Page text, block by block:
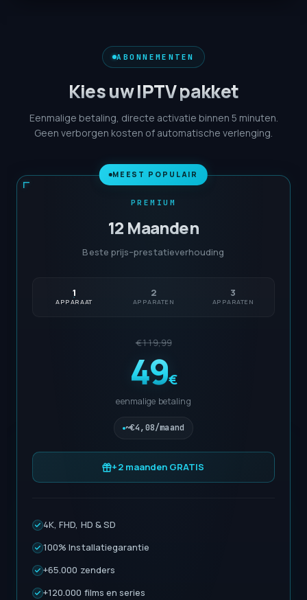
ABONNEMENTEN
Kies uw IPTV pakket
Eenmalige betaling, directe activatie binnen 5 minuten.
Geen verborgen kosten of automatische verlenging.
MEEST POPULAIR
PREMIUM
12 Maanden
Beste prijs–prestatieverhouding
1
APPARAAT
2
APPARATEN
3
APPARATEN
€119,99
49€
eenmalige betaling
~€4,08/maand
+2 maanden GRATIS
4K, FHD, HD & SD
100% Installatiegarantie
+65.000 zenders
+120.000 films en series